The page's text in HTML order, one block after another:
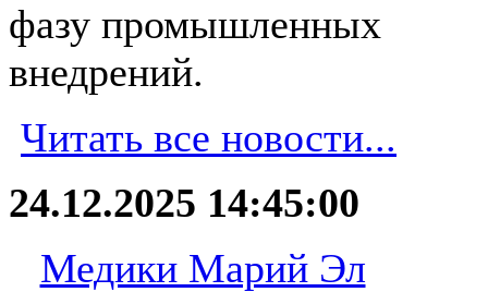
фазу промышленных
внедрений.
Читать все новости...
24.12.2025 14:45:00
Медики Марий Эл